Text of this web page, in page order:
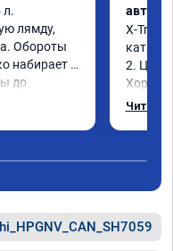
л.
лямду,
Обороты
набирает
до
12л.
X-Trail
2. Цена
Читать